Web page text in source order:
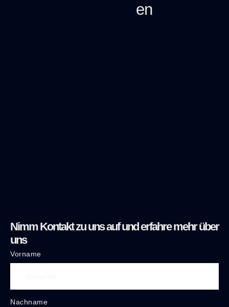
en
Nimm Kontakt zu uns auf und erfahre mehr über
uns
Vorname
Nachname